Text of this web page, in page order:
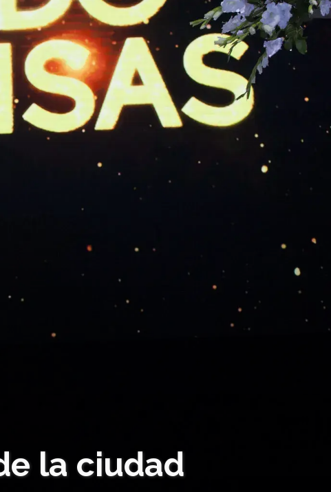
la ciudad